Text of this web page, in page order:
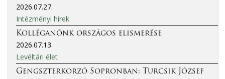
2026.07.27.
Intézményi hírek
Kolléganőnk országos elismerése
2026.07.13.
Levéltári élet
Gengszterkorzó Sopronban: Turcsik József